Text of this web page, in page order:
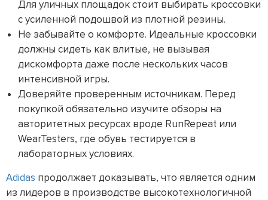
Для уличных площадок стоит выбирать кроссовки
с усиленной подошвой из плотной резины.
Не забывайте о комфорте. Идеальные кроссовки
должны сидеть как влитые, не вызывая
дискомфорта даже после нескольких часов
интенсивной игры.
Доверяйте проверенным источникам. Перед
покупкой обязательно изучите обзоры на
авторитетных ресурсах вроде RunRepeat или
WearTesters, где обувь тестируется в
лабораторных условиях.
Adidas продолжает доказывать, что является одним
из лидеров в производстве высокотехнологичной